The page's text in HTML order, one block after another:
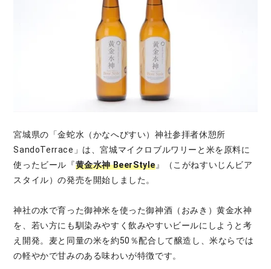
宮城県の「金蛇水（かなへびすい）神社参拝者休憩所
SandoTerrace」は、宮城マイクロブルワリーと米を原料に
使ったビール『黄金水神 BeerStyle』（こがねすいじんビア
スタイル）の発売を開始しました。
神社の水で育った御神米を使った御神酒（おみき）黄金水神
を、若い方にも馴染みやすく飲みやすいビールにしようと考
え開発。麦と同量の米を約50％配合して醸造し、米ならでは
の軽やかで甘みのある味わいが特徴です。